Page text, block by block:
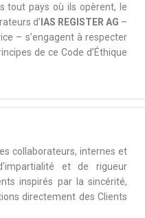
tout pays où ils opèrent, le
d’IAS REGISTER AG –
– s’engagent à respecter
de ce Code d’Éthique
collaborateurs, internes et
et de rigueur
inspirés par la sincérité,
directement des Clients